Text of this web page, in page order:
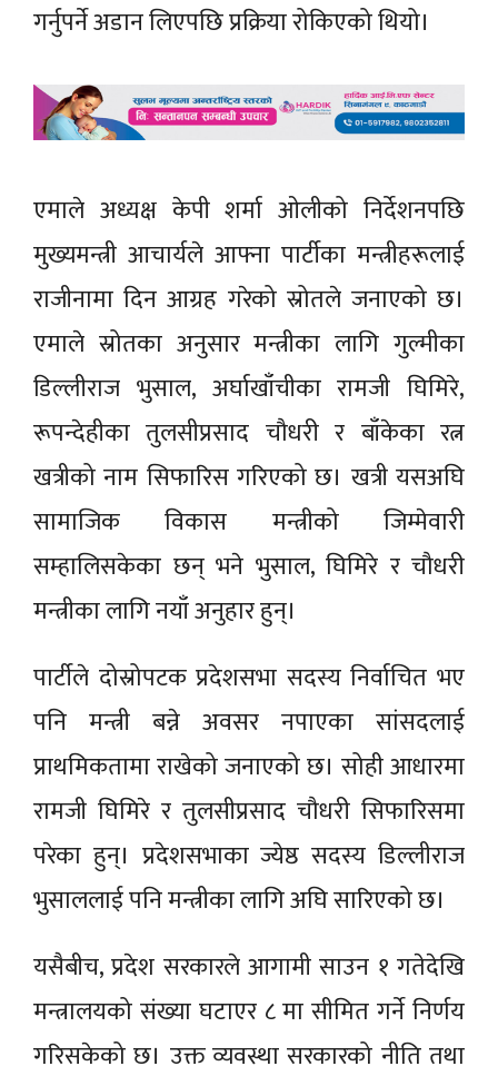
गर्नुपर्ने अडान लिएपछि प्रक्रिया रोकिएको थियो।
एमाले अध्यक्ष केपी शर्मा ओलीको निर्देशनपछि
मुख्यमन्त्री आचार्यले आफ्ना पार्टीका मन्त्रीहरूलाई
राजीनामा दिन आग्रह गरेको स्रोतले जनाएको छ।
एमाले स्रोतका अनुसार मन्त्रीका लागि गुल्मीका
डिल्लीराज भुसाल, अर्घाखाँचीका रामजी घिमिरे,
रूपन्देहीका तुलसीप्रसाद चौधरी र बाँकेका रत्न
खत्रीको नाम सिफारिस गरिएको छ। खत्री यसअघि
सामाजिक विकास मन्त्रीको जिम्मेवारी
सम्हालिसकेका छन् भने भुसाल, घिमिरे र चौधरी
मन्त्रीका लागि नयाँ अनुहार हुन्।
पार्टीले दोस्रोपटक प्रदेशसभा सदस्य निर्वाचित भए
पनि मन्त्री बन्ने अवसर नपाएका सांसदलाई
प्राथमिकतामा राखेको जनाएको छ। सोही आधारमा
रामजी घिमिरे र तुलसीप्रसाद चौधरी सिफारिसमा
परेका हुन्। प्रदेशसभाका ज्येष्ठ सदस्य डिल्लीराज
भुसाललाई पनि मन्त्रीका लागि अघि सारिएको छ।
यसैबीच, प्रदेश सरकारले आगामी साउन १ गतेदेखि
मन्त्रालयको संख्या घटाएर ८ मा सीमित गर्ने निर्णय
गरिसकेको छ। उक्त व्यवस्था सरकारको नीति तथा